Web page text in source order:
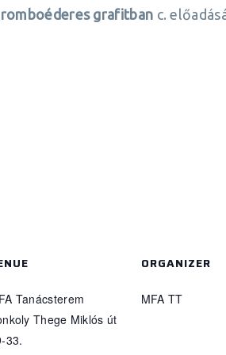
grafitban c.
Tanácsterem
Thege Miklós út
33.
ORGANIZER
MFA TT